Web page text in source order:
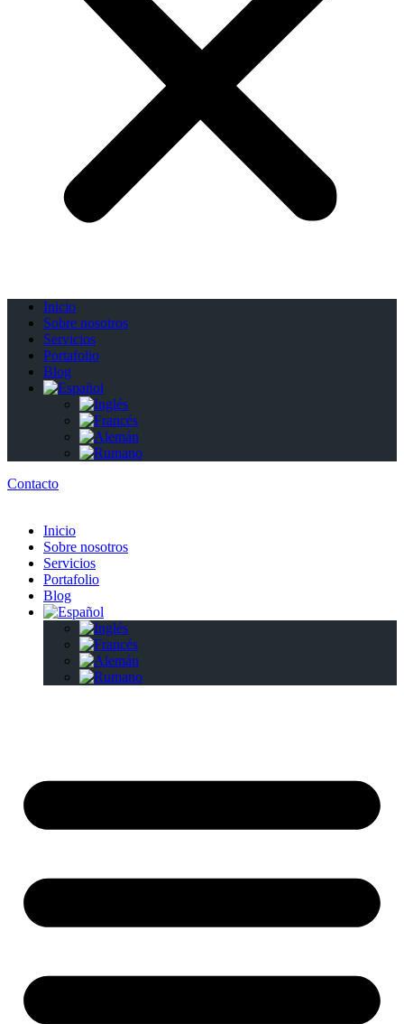
Inicio
Sobre nosotros
Servicios
Portafolio
Blog
Contacto
Inicio
Sobre nosotros
Servicios
Portafolio
Blog